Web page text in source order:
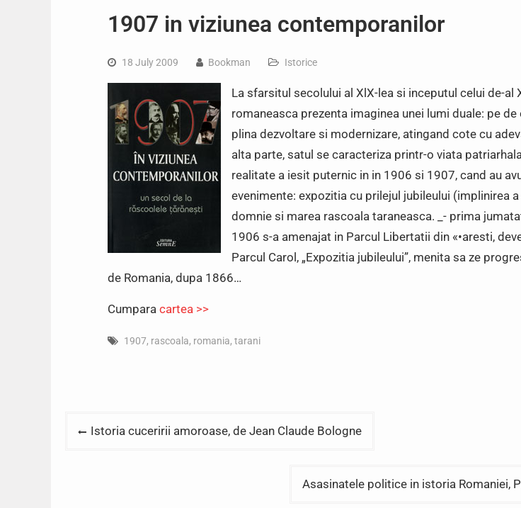
1907 in viziunea contemporanilor
18 July 2009 Bookman Istorice
La sfarsitul secolului al XlX-lea si inceputul celui de-al
romaneasca prezenta imaginea unei lumi duale: pe de
plina dezvoltare si modernizare, atingand cote cu
alta parte, satul se caracteriza printr-o viata
realitate a iesit puternic in in 1906 si 1907, cand au
evenimente: expozitia cu prilejul jubileului (implinirea
domnie si marea rascoala taraneasca. _- prima
1906 s-a amenajat in Parcul Libertatii din «•aresti,
Parcul Carol, „Expozitia jubileului”, menita sa ze
de Romania, dupa 1866…
Cumpara cartea >>
1907, rascoala, romania, tarani
PostIstoria cuceririi amoroase, de Jean Claude Bologne
Asasinatele politice in istoria Romaniei,